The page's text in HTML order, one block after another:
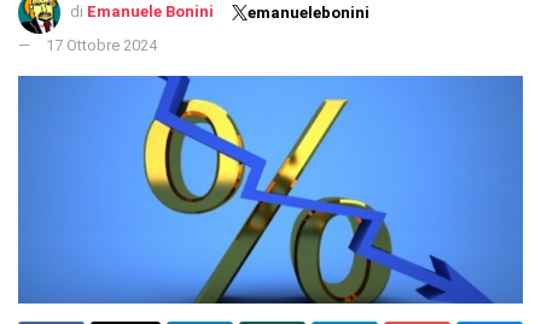
di Emanuele Bonini
emanuelebonini
17 Ottobre 2024